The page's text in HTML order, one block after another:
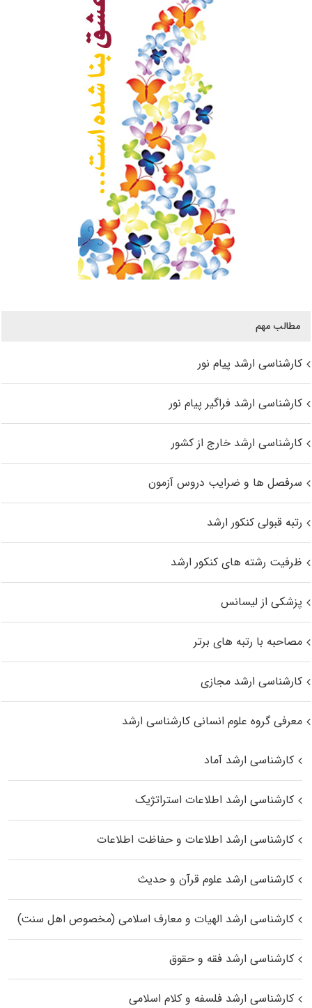
مطالب مهم
کارشناسی ارشد پیام نور
کارشناسی ارشد فراگیر پیام نور
کارشناسی ارشد خارج از کشور
سرفصل ها و ضرایب دروس آزمون
رتبه قبولی کنکور ارشد
ظرفیت رشته های کنکور ارشد
پزشکی از لیسانس
مصاحبه با رتبه های برتر
کارشناسی ارشد مجازی
معرفی گروه علوم انسانی کارشناسی ارشد
کارشناسی ارشد آماد
کارشناسی ارشد اطلاعات استراتژیک
کارشناسی ارشد اطلاعات و حفاظت اطلاعات
کارشناسی ارشد علوم قرآن و حدیث
کارشناسی ارشد الهیات و معارف اسلامی (مخصوص اهل سنت)
کارشناسی ارشد فقه و حقوق
کارشناسی ارشد فلسفه و کلام اسلامی